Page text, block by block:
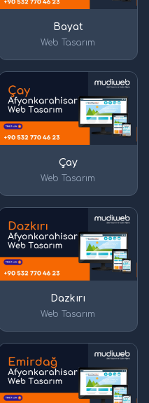
Bayat
Web Tasarım
Çay
Web Tasarım
Dazkırı
Web Tasarım